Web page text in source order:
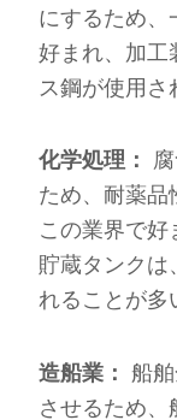
にするため
好まれ、加工
ス鋼が使用さ
化学処理：
ため、耐薬
この業界で好
貯蔵タンクは
れることが多
造船業： 船
させるため